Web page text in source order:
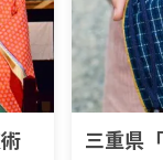
三重県